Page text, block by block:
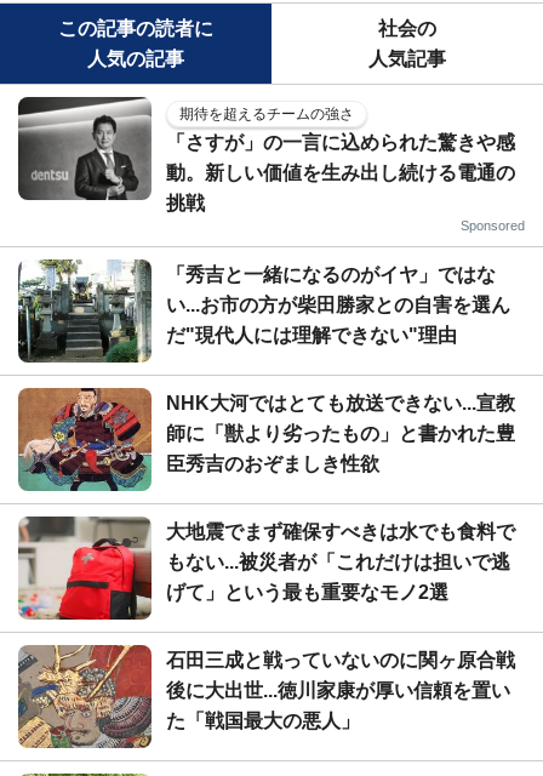
この記事の読者に
人気の記事
社会の
人気記事
期待を超えるチームの強さ
「さすが」の一言に込められた驚きや感
動。新しい価値を生み出し続ける電通の
挑戦
Sponsored
「秀吉と一緒になるのがイヤ」ではな
い...お市の方が柴田勝家との自害を選ん
だ"現代人には理解できない"理由
NHK大河ではとても放送できない...宣教
師に「獣より劣ったもの」と書かれた豊
臣秀吉のおぞましき性欲
大地震でまず確保すべきは水でも食料で
もない...被災者が「これだけは担いで逃
げて」という最も重要なモノ2選
石田三成と戦っていないのに関ヶ原合戦
後に大出世...徳川家康が厚い信頼を置い
た「戦国最大の悪人」